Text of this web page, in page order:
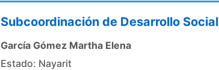
Subcoordinación de Desarrollo Social
García Gómez Martha Elena
Estado: Nayarit